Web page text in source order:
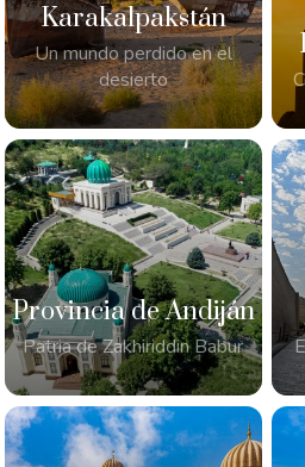
Karakalpakstán
Un mundo perdido en el
desierto
Provincia de Andiján
Patria de Zakhiriddin Babur